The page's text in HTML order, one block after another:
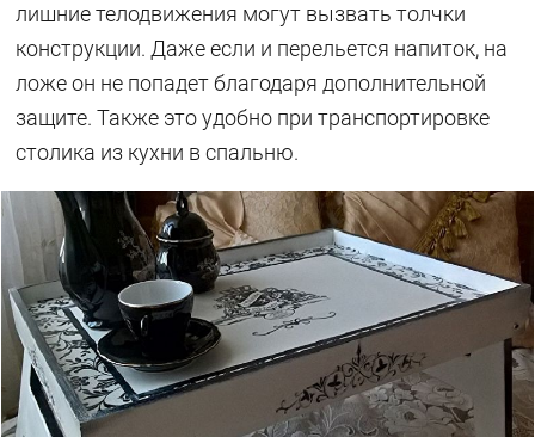
лишние телодвижения могут вызвать толчки
конструкции. Даже если и перельется напиток, на
ложе он не попадет благодаря дополнительной
защите. Также это удобно при транспортировке
столика из кухни в спальню.